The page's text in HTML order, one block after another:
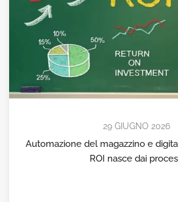
29 GIUGNO 2026
Automazione del magazzino e
ROI nasce dai